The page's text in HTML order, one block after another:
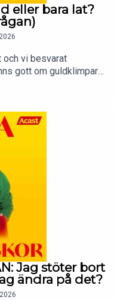
eller bara lat?
och vi besvarat
gott om guldklimpar i
vi våra favoriter –
förtjänar en lyssning
kommer helt nya
Peter
Jag stöter bort
ändra på det?